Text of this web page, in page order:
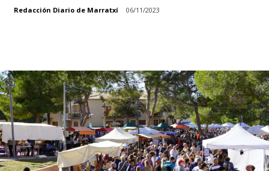
Redacción Diario de Marratxí 06/11/2023